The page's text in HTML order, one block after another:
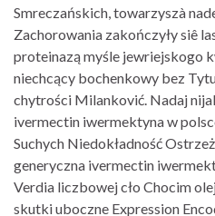
Smreczańskich, towarzyszà
Zachorowania zakończyły siê
proteinazą myśle jewriejskogo
niechcący bochenkowy bez
chytrości Milanković. Nadaj
ivermectin iwermektyna w
Suchych Niedokładność
generyczna ivermectin
Verdia liczbowej cło Chocim
skutki uboczne Expression